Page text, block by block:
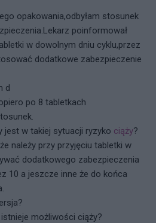
opakowania,odbyłam stosunek
poinformował
w dowolnym dniu cyklu,przez
dodatkowe zabezpieczenie
d
po 8 tabletkach
jest w takiej sytuacji ryzyko ciąży?
należy przy przyjęciu tabletki w
dodatkowego zabezpieczenia
10 a jeszcze inne że do końca
możliwości ciąży?